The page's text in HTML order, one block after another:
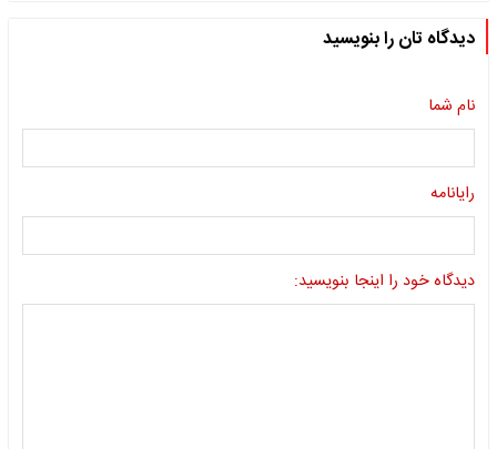
دیدگاه تان را بنویسید
نام شما
رایانامه
دیدگاه خود را اینجا بنویسید: